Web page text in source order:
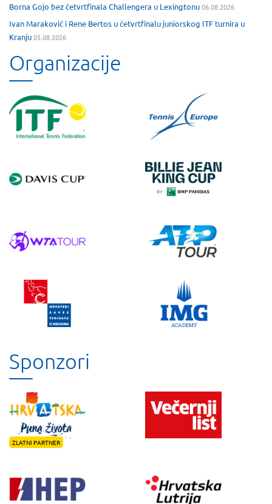
Borna Gojo bez četvrtfinala Challengera u Lexingtonu06.08.2026
Ivan Maraković i Rene Bertos u četvrtfinalu juniorskog ITF turnira u
Kranju05.08.2026
Organizacije
Sponzori
ZLATNI PARTNER